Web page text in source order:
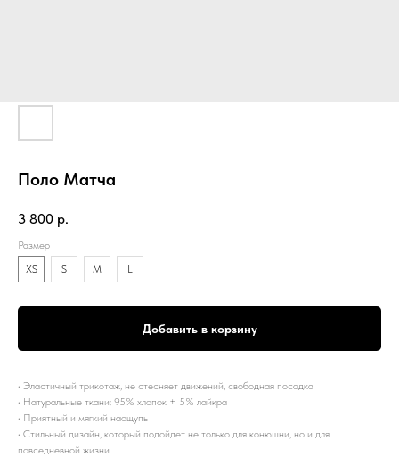
Поло Матча
3 800 р.
Размер
XS
S М L
Добавить в корзину
• Эластичный трикотаж, не стесняет движений, свободная посадка
• Натуральные ткани: 95% хлопок + 5% лайкра
• Приятный и мягкий наощупь
• Стильный дизайн, который подойдет не только для конюшни, но и для
повседневной жизни